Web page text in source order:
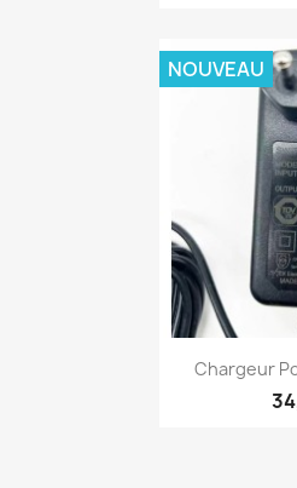

Chargeur
NOUVEAU